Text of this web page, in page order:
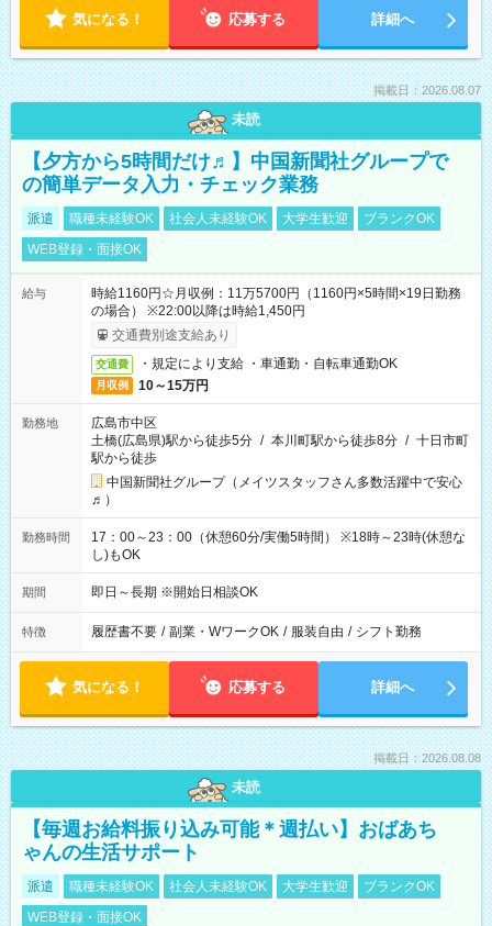
気になる！ 応募する 詳細へ
掲載日：2026.08.07
未読
【夕方から5時間だけ♬】中国新聞社グループで
の簡単データ入力・チェック業務
派遣 職種未経験OK 社会人未経験OK 大学生歓迎
ブランクOK
WEB登録・面接OK
給与
時給1160円☆月収例：11万5700円（1160円×5時間×19日勤務
の場合） ※22:00以降は時給1,450円
交通費別途支給あり
交通費 ・規定により支給 ・車通勤・自転車通勤OK
月収例 10～15万円
勤務地
広島市中区
土橋(広島県)駅から徒歩5分 / 本川町駅から徒歩8分 / 十日市町
駅から徒歩
中国新聞社グループ（メイツスタッフさん多数活躍中で安心
♬）
勤務時間
17：00～23：00（休憩60分/実働5時間） ※18時～23時(休憩な
し)もOK
期間 即日～長期 ※開始日相談OK
特徴 履歴書不要 / 副業・WワークOK / 服装自由 / シフト勤務
気になる！ 応募する 詳細へ
掲載日：2026.08.08
未読
【毎週お給料振り込み可能＊週払い】おばあち
ゃんの生活サポート
派遣 職種未経験OK 社会人未経験OK 大学生歓迎
ブランクOK
WEB登録・面接OK